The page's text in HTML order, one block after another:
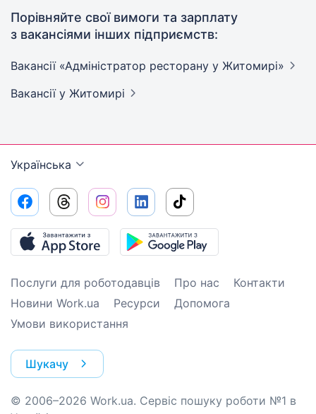
Порівняйте свої вимоги та зарплату
з вакансіями інших підприємств:
Вакансії «Адміністратор ресторану у Житомирі»
Вакансії у Житомирі
Українська
Послуги для роботодавців Про нас
Контакти
Новини Work.ua
Ресурси
Допомога
Умови використання
Шукачу
© 2006–2026 Work.ua. Сервіс пошуку роботи №1 в